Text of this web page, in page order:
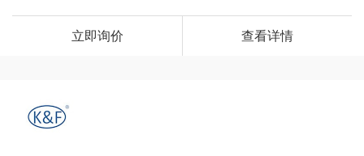
立即询价 查看详情